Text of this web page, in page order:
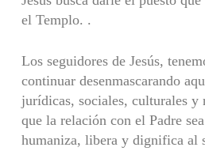
el Templo. .
Los seguidores de Jesús,
continuar desenmascarando
jurídicas, sociales, culturales y
que la relación con el Padre
humaniza, libera y dignifica al